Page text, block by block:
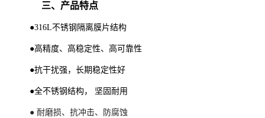
三、产品特点
●316L不锈钢隔离膜片结构
●高精度、高稳定性、高可靠性
●抗干扰强，长期稳定性好
●全不锈钢结构， 坚固耐用
● 耐磨损、抗冲击、防腐蚀